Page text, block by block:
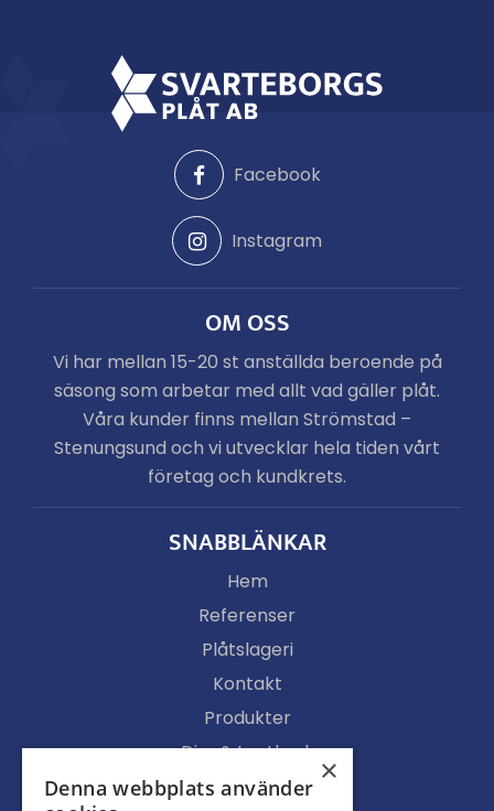
Facebook
Instagram
OM OSS
Vi har mellan 15-20 st anställda beroende på
säsong som arbetar med allt vad gäller plåt.
Våra kunder finns mellan Strömstad –
Stenungsund och vi utvecklar hela tiden vårt
företag och kundkrets.
SNABBLÄNKAR
Hem
Referenser
Plåtslageri
Kontakt
Produkter
Djur & Lantbruk
Köpvillkor
×
Denna webbplats använder